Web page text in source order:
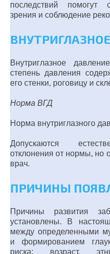
последствий помогут
зрения и соблюдение
Внутриглазное
степень давления
его стенки, роговицу и
Норма ВГД
Норма внутриглазного
Допускаются
отклонения от нормы, но
врач.
ПРИЧИНЫ
Причины развития
установлены. В
между определенными
и формированием
риска: возраст,